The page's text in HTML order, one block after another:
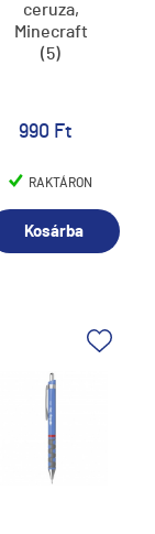
ceruza,
Minecraft
(5)
990 Ft
RAKTÁRON
Kosárba